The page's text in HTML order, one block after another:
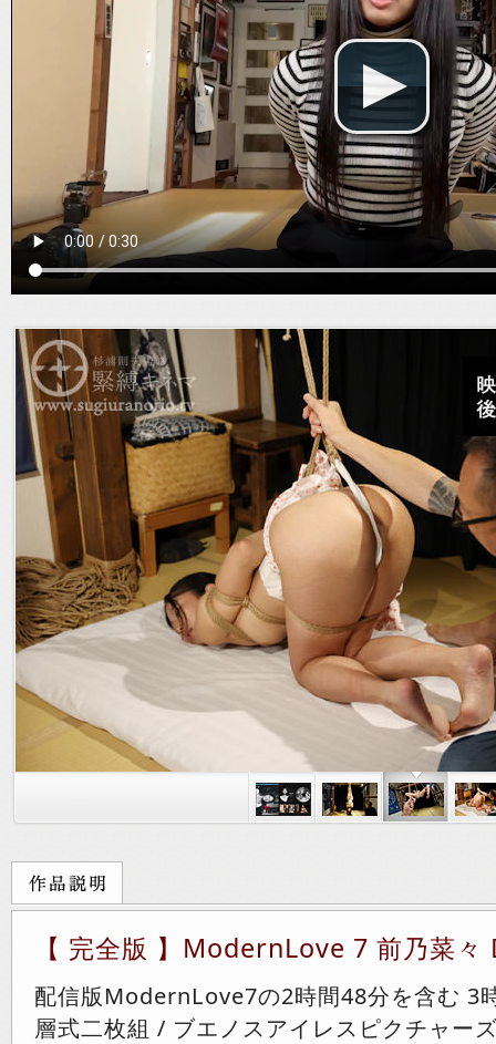
【 完全版 】ModernLove 7 前乃菜
配信版ModernLove7の2時間48分を含む 3
層式二枚組 / ブエノスアイレスピクチャー